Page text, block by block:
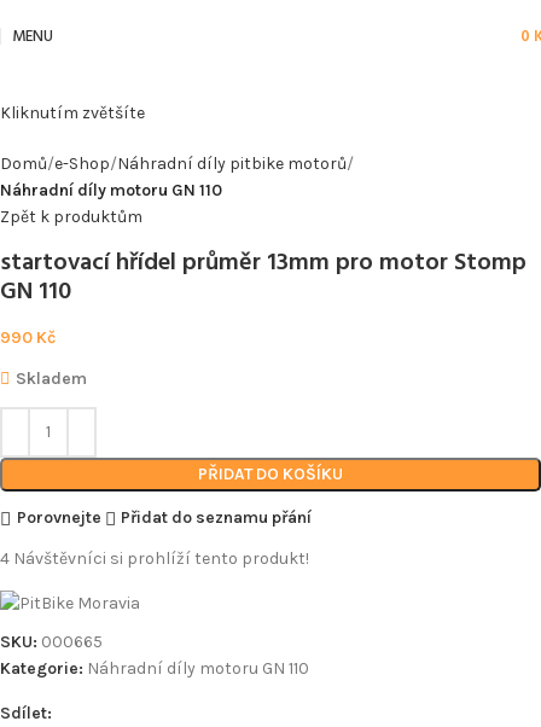
MENU 0
Kliknutím zvětšíte
Domů e-Shop Náhradní díly pitbike motorů
Náhradní díly motoru GN 110
Zpět k produktům
startovací hřídel průměr 13mm pro motor Stomp
GN 110
990 Kč
Skladem
PŘIDAT DO KOŠÍKU
Porovnejte
Přidat do seznamu přání
4 Návštěvníci si prohlíží tento produkt!
SKU: 000665
Kategorie: Náhradní díly motoru GN 110
Sdílet: